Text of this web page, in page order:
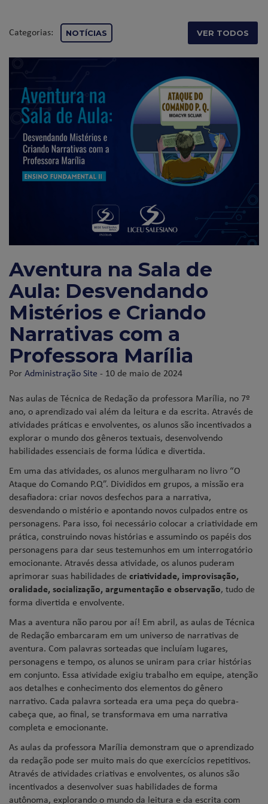
Categorias: NOTÍCIAS VER TODOS
Aventura na Sala de
Aula: Desvendando
Mistérios e Criando
Narrativas com a
Professora Marília
PorAdministração Site - 10 de maio de 2024
Nas aulas de Técnica de Redação da professora Marília, no 7º
ano, o aprendizado vai além da leitura e da escrita. Através de
atividades práticas e envolventes, os alunos são incentivados a
explorar o mundo dos gêneros textuais, desenvolvendo
habilidades essenciais de forma lúdica e divertida.
Em uma das atividades, os alunos mergulharam no livro “O
Ataque do Comando P.Q”. Divididos em grupos, a missão era
desafiadora: criar novos desfechos para a narrativa,
desvendando o mistério e apontando novos culpados entre os
personagens. Para isso, foi necessário colocar a criatividade em
prática, construindo novas histórias e assumindo os papéis dos
personagens para dar seus testemunhos em um interrogatório
emocionante. Através dessa atividade, os alunos puderam
aprimorar suas habilidades de criatividade, improvisação,
oralidade, socialização, argumentação e observação, tudo de
forma divertida e envolvente.
Mas a aventura não parou por aí! Em abril, as aulas de Técnica
de Redação embarcaram em um universo de narrativas de
aventura. Com palavras sorteadas que incluíam lugares,
personagens e tempo, os alunos se uniram para criar histórias
em conjunto. Essa atividade exigiu trabalho em equipe, atenção
aos detalhes e conhecimento dos elementos do gênero
narrativo. Cada palavra sorteada era uma peça do quebra-
cabeça que, ao final, se transformava em uma narrativa
completa e emocionante.
As aulas da professora Marília demonstram que o aprendizado
da redação pode ser muito mais do que exercícios repetitivos.
Através de atividades criativas e envolventes, os alunos são
incentivados a desenvolver suas habilidades de forma
autônoma, explorando o mundo da leitura e da escrita com